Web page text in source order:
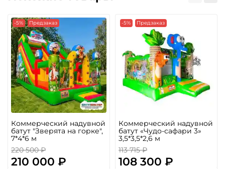
-5% Предзаказ
Коммерческий надувной
батут "Зверята на горке",
7*4*6 м
220 500 ₽
210 000 ₽
-5% Предзаказ
Коммерческий надувной
батут «Чудо-сафари 3»
3,5*3,5*2,6 м
113 715 ₽
108 300 ₽